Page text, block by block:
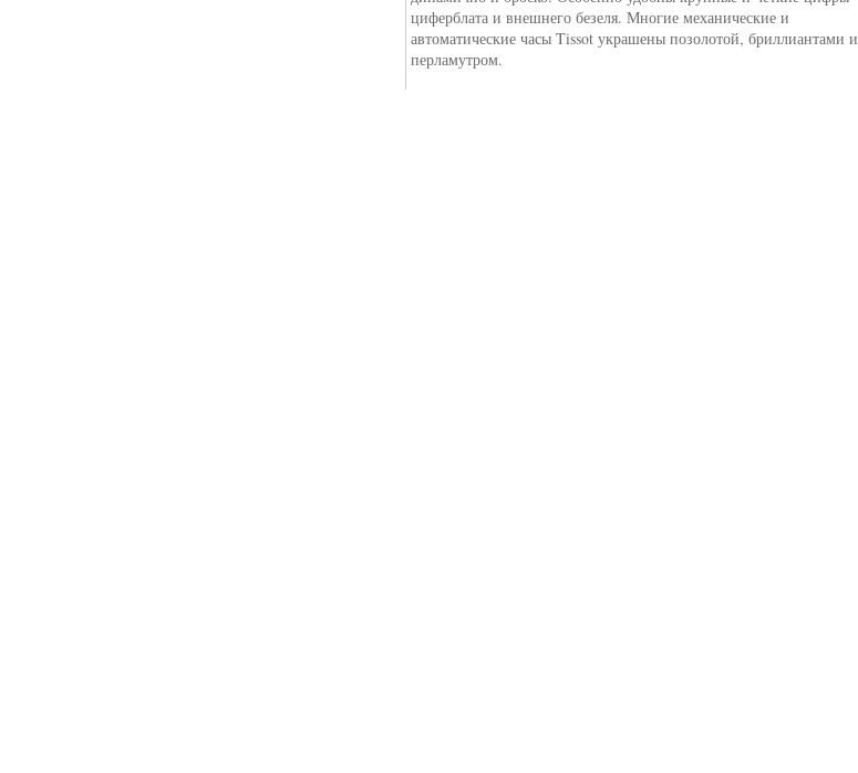
циферблата и внешнего безеля. Многие механические и
автоматические часы Tissot украшены позолотой, бриллиантами и
перламутром.